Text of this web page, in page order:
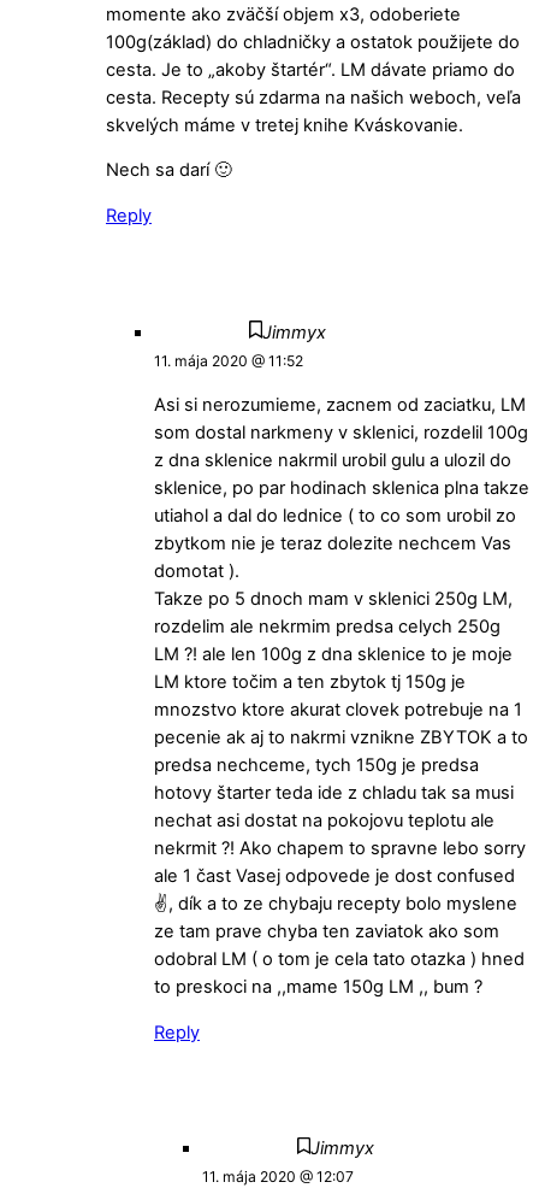
momente ako zväčší objem x3, odoberiete
100g(základ) do chladničky a ostatok použijete do
cesta. Je to „akoby štartér“. LM dávate priamo do
cesta. Recepty sú zdarma na našich weboch, veľa
skvelých máme v tretej knihe Kváskovanie.
Nech sa darí 🙂
Reply
Jimmyx
11. mája 2020 @ 11:52
Asi si nerozumieme, zacnem od zaciatku, LM
som dostal narkmeny v sklenici, rozdelil 100g
z dna sklenice nakrmil urobil gulu a ulozil do
sklenice, po par hodinach sklenica plna takze
utiahol a dal do lednice ( to co som urobil zo
zbytkom nie je teraz dolezite nechcem Vas
domotat ).
Takze po 5 dnoch mam v sklenici 250g LM,
rozdelim ale nekrmim predsa celych 250g
LM ?! ale len 100g z dna sklenice to je moje
LM ktore točim a ten zbytok tj 150g je
mnozstvo ktore akurat clovek potrebuje na 1
pecenie ak aj to nakrmi vznikne ZBYTOK a to
predsa nechceme, tych 150g je predsa
hotovy štarter teda ide z chladu tak sa musi
nechat asi dostat na pokojovu teplotu ale
nekrmit ?! Ako chapem to spravne lebo sorry
ale 1 čast Vasej odpovede je dost confused
✌️, dík a to ze chybaju recepty bolo myslene
ze tam prave chyba ten zaviatok ako som
odobral LM ( o tom je cela tato otazka ) hned
to preskoci na ,,mame 150g LM ,, bum ?
Reply
Jimmyx
11. mája 2020 @ 12:07